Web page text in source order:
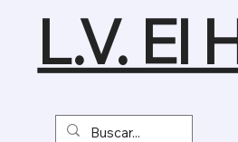
L.V. El